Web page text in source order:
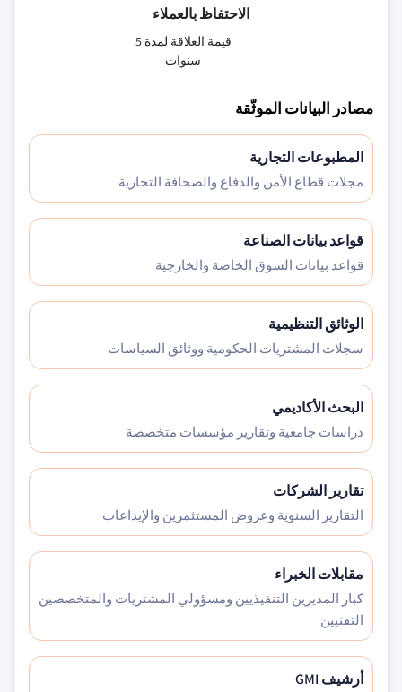
الاحتفاظ بالعملاء
قيمة العلاقة لمدة 5
سنوات
مصادر البيانات الموثّقة
المطبوعات التجارية
مجلات قطاع الأمن والدفاع والصحافة التجارية
قواعد بيانات الصناعة
قواعد بيانات السوق الخاصة والخارجية
الوثائق التنظيمية
سجلات المشتريات الحكومية ووثائق السياسات
البحث الأكاديمي
دراسات جامعية وتقارير مؤسسات متخصصة
تقارير الشركات
التقارير السنوية وعروض المستثمرين والإيداعات
مقابلات الخبراء
كبار المديرين التنفيذيين ومسؤولي المشتريات والمتخصصين
التقنيين
أرشيف GMI